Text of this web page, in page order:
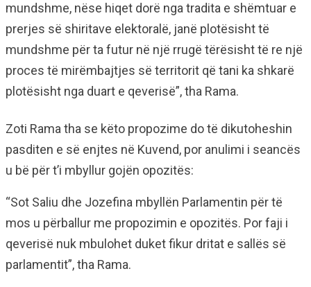
mundshme, nëse hiqet dorë nga tradita e shëmtuar e
prerjes së shiritave elektoralë, janë plotësisht të
mundshme për ta futur në një rrugë tërësisht të re një
proces të mirëmbajtjes së territorit që tani ka shkarë
plotësisht nga duart e qeverisë”, tha Rama.
Zoti Rama tha se këto propozime do të dikutoheshin
pasditen e së enjtes në Kuvend, por anulimi i seancës
u bë për t’i mbyllur gojën opozitës:
“Sot Saliu dhe Jozefina mbyllën Parlamentin për të
mos u përballur me propozimin e opozitës. Por faji i
qeverisë nuk mbulohet duket fikur dritat e sallës së
parlamentit”, tha Rama.